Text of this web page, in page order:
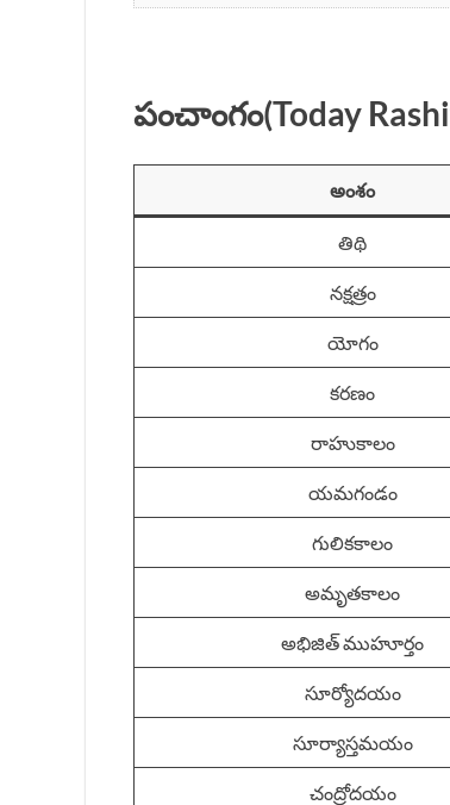
పంచాంగం(Today
అంశం
తిథి
నక్షత్రం
యోగం
కరణం
రాహుకాలం
యమగండం
గులికకాలం
అమృతకాలం
అభిజిత్ ముహూర్తం
సూర్యోదయం
సూర్యాస్తమయం
చంద్రోదయం